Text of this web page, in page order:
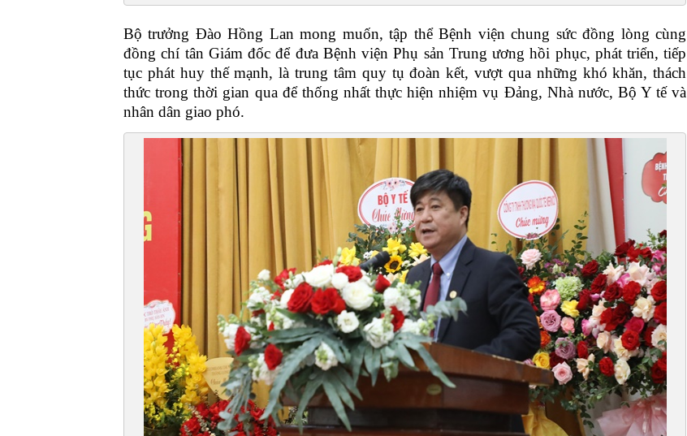
Bộ trưởng Đào Hồng Lan mong muốn, tập thể Bệnh viện chung sức đồng lòng cùng
đồng chí tân Giám đốc để đưa Bệnh viện Phụ sản Trung ương hồi phục, phát triển, tiếp
tục phát huy thế mạnh, là trung tâm quy tụ đoàn kết, vượt qua những khó khăn, thách
thức trong thời gian qua để thống nhất thực hiện nhiệm vụ Đảng, Nhà nước, Bộ Y tế và
nhân dân giao phó.